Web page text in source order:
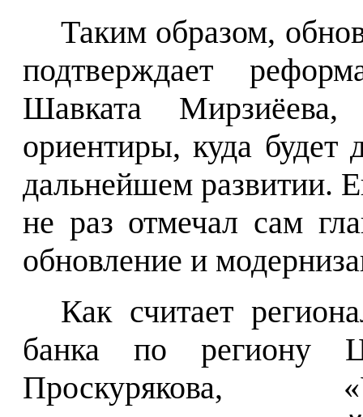
Таким образом,
подтверждает
Шавката
ориентиры, куда будет
дальнейшем развитии.
не раз отмечал сам
обновление и
Как считает
банка по региону
Проскурякова,